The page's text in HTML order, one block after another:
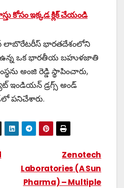
కోసం ఇక్కడ క్లిక్ చేయండి
లాబొరేటరీస్ భారతదేశంలోని
ఒక భారతీయ బహుళజాతి
అంజి రెడ్డి స్థాపించారు,
ఇండియన్ డ్రగ్స్ అండ్
పనిచేశారు.
Zenotech
Laboratories (A Sun
Pharma) – Multiple